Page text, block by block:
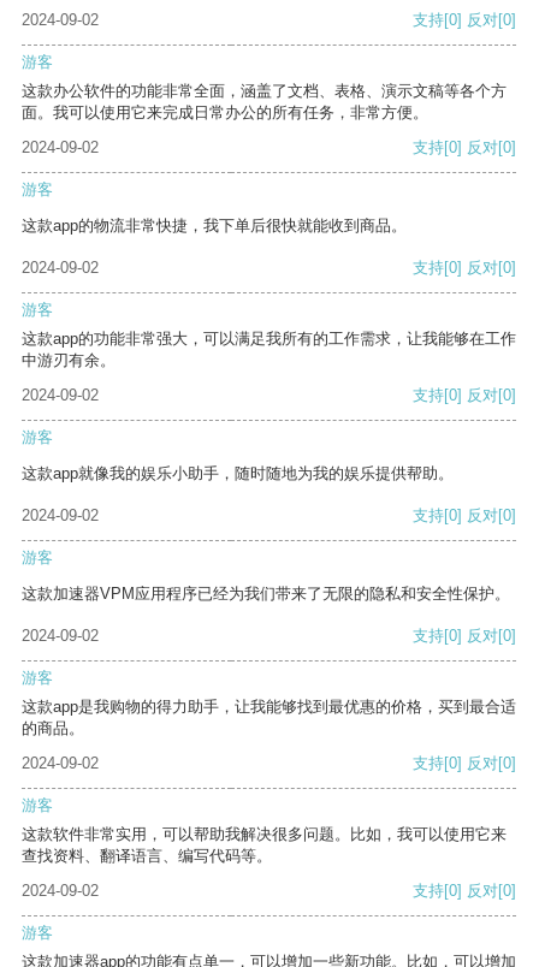
2024-09-02 支持[0] 反对[0]
游客
这款办公软件的功能非常全面，涵盖了文档、表格、演示文稿等各个方
面。我可以使用它来完成日常办公的所有任务，非常方便。
2024-09-02
支持[0] 反对[0]
游客
这款app的物流非常快捷，我下单后很快就能收到商品。
2024-09-02 支持[0] 反对[0]
游客
这款app的功能非常强大，可以满足我所有的工作需求，让我能够在工作
中游刃有余。
2024-09-02
支持[0] 反对[0]
游客
这款app就像我的娱乐小助手，随时随地为我的娱乐提供帮助。
2024-09-02 支持[0] 反对[0]
游客
这款加速器VPM应用程序已经为我们带来了无限的隐私和安全性保护。
2024-09-02 支持[0] 反对[0]
游客
这款app是我购物的得力助手，让我能够找到最优惠的价格，买到最合适
的商品。
2024-09-02
支持[0] 反对[0]
游客
这款软件非常实用，可以帮助我解决很多问题。比如，我可以使用它来
查找资料、翻译语言、编写代码等。
2024-09-02
支持[0] 反对[0]
游客
这款加速器app的功能有点单一，可以增加一些新功能。比如，可以增加